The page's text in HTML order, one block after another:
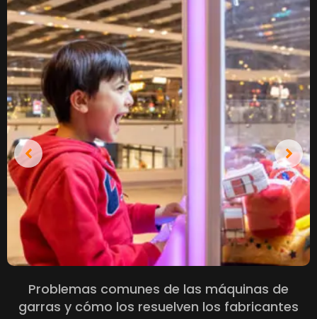
Problemas comunes de las máquinas de
garras y cómo los resuelven los fabricantes